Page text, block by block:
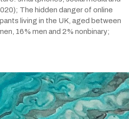
The hidden danger of online
living in the UK, aged between
16% men and 2% nonbinary;